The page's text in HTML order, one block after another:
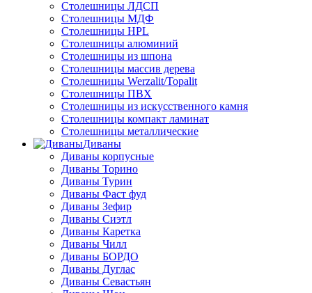
Столешницы ЛДСП
Столешницы МДФ
Столешницы HPL
Столешницы алюминий
Столешницы из шпона
Столешницы массив дерева
Столешницы Werzalit/Topalit
Столешницы ПВХ
Столешницы из искусственного камня
Столешницы компакт ламинат
Столешницы металлические
Диваны
Диваны корпусные
Диваны Торино
Диваны Турин
Диваны Фаст фуд
Диваны Зефир
Диваны Сиэтл
Диваны Каретка
Диваны Чилл
Диваны БОРДО
Диваны Дуглас
Диваны Севастьян